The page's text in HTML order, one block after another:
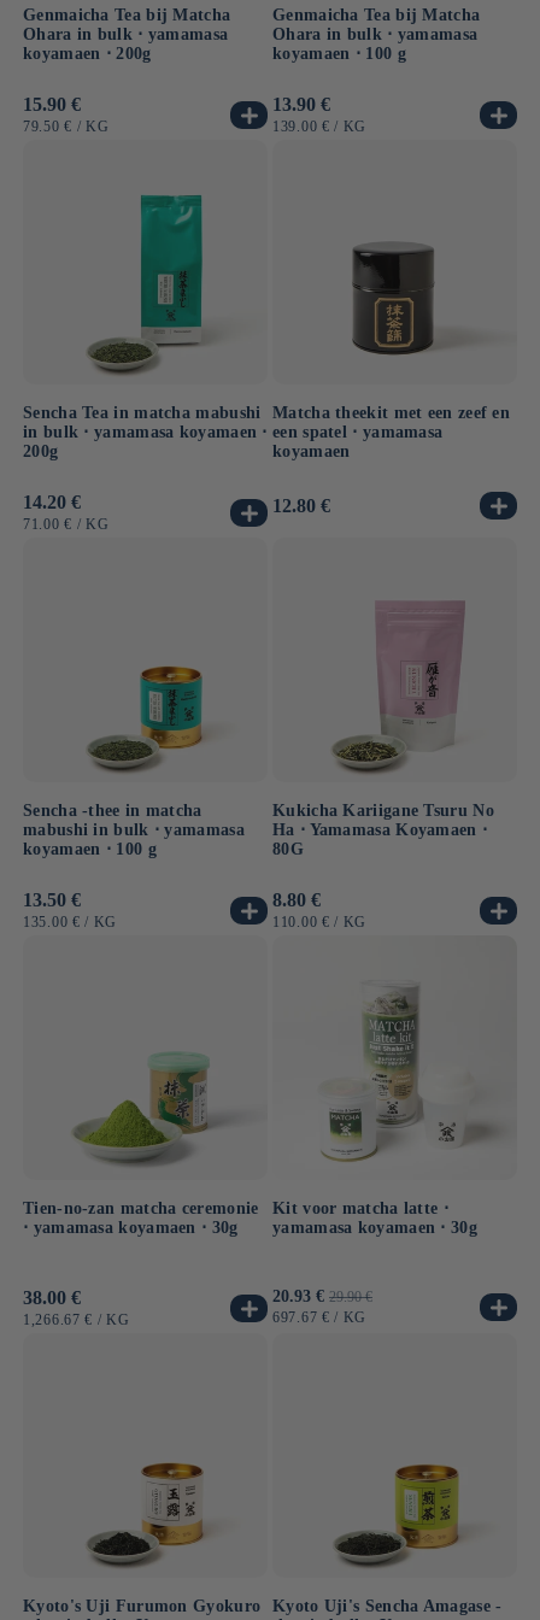
Genmaicha Tea bij Matcha
Ohara in bulk ⋅ yamamasa
koyamaen ⋅ 200g
Normale
prijs
15.90 €
EENHEIDSPRIJS
79.50 € / PER
KG
Genmaicha Tea bij Matcha
Ohara in bulk ⋅ yamamasa
koyamaen ⋅ 100 g
Normale
prijs
13.90 €
EENHEIDSPRIJS
139.00 € / PER
KG
Sencha Tea in matcha mabushi
in bulk ⋅ yamamasa koyamaen ⋅
200g
Normale
prijs
14.20 €
EENHEIDSPRIJS
71.00 € / PER
KG
Matcha theekit met een zeef en
een spatel ⋅ yamamasa
koyamaen
Normale
12.80 €
Sencha -thee in matcha
mabushi in bulk ⋅ yamamasa
koyamaen ⋅ 100 g
Normale
prijs
13.50 €
EENHEIDSPRIJS
135.00 € / PER
KG
Kukicha Kariigane Tsuru No
Ha ⋅ Yamamasa Koyamaen ⋅
80G
Normale
prijs
8.80 €
EENHEIDSPRIJS
110.00 € / PER
KG
Tien-no-zan matcha ceremonie
⋅ yamamasa koyamaen ⋅ 30g
Normale
prijs
38.00 €
EENHEIDSPRIJS
1,266.67 € / PER
KG
Kit voor matcha latte ⋅
yamamasa koyamaen ⋅ 30g
Aanbiedingsprijs
20.93 € Normale
prijs
29.90 €
EENHEIDSPRIJS
697.67 € / PER
KG
Kyoto's Uji Furumon Gyokuro
Kyoto Uji's Sencha Amagase -